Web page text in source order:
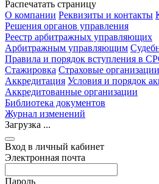
Распечатать страницу
О компании Реквизиты и контакты
Решения органов управления
Реестр арбитражных управляющих
Арбитражным управляющим
Правила и порядок вступления в
Стажировка Страховые организации
Аккредитация Условия и порядок
Аккредитованные организации
Библиотека документов
Журнал изменений
Загрузка ...
Вход в личный кабинет
Электронная почта
Пароль